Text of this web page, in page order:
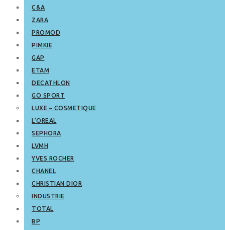
C&A
ZARA
PROMOD
PIMKIE
GAP
ETAM
DECATHLON
GO SPORT
LUXE – COSMETIQUE
L’OREAL
SEPHORA
LVMH
YVES ROCHER
CHANEL
CHRISTIAN DIOR
INDUSTRIE
TOTAL
BP